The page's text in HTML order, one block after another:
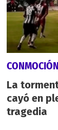
CONMOCIÓN
La
cayó en
tragedia